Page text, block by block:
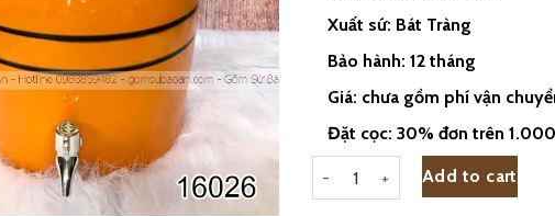
Xuất sứ: Bát Tràng
Bảo hành: 12 tháng
Giá: chưa gồm phí vận
Đặt cọc: 30% đơn trên
Bình Nước Sứ Có Vòi Kẻ Bát
Add to cart